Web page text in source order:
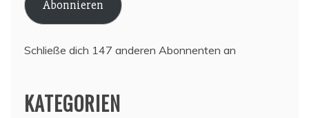
Abonnieren
Schließe dich 147 anderen Abonnenten an
KATEGORIEN